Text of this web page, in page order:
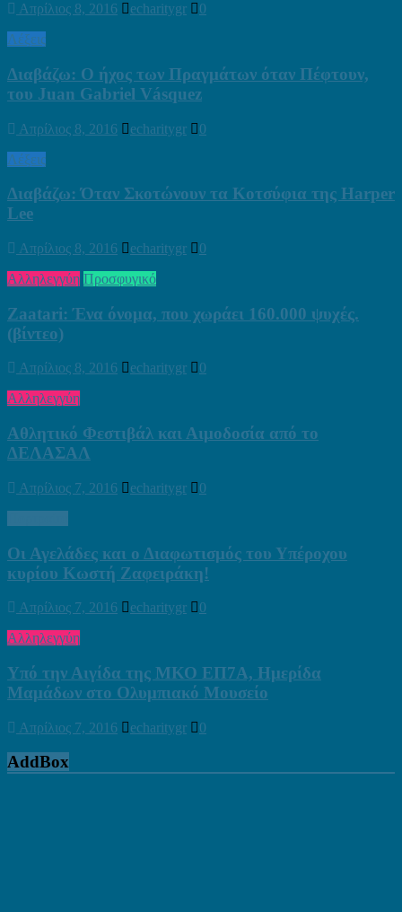
Απρίλιος 8, 2016 echaritygr
0
Λέξεις
Διαβάζω: Ο ήχος των Πραγμάτων όταν Πέφτουν,
του Juan Gabriel Vásquez
Απρίλιος 8, 2016 echaritygr
0
Λέξεις
Διαβάζω: Όταν Σκοτώνουν τα Κοτσύφια της Harper
Lee
Απρίλιος 8, 2016 echaritygr
0
Αλληλεγγύη Προσφυγικό
Ζaatari: Ένα όνομα, που χωράει 160.000 ψυχές.
(βίντεο)
Απρίλιος 8, 2016 echaritygr
0
Αλληλεγγύη
Αθλητικό Φεστιβάλ και Αιμοδοσία από το
ΔΕΛΑΣΑΛ
Απρίλιος 7, 2016 echaritygr
0
Οι Αγελάδες και ο Διαφωτισμός του Υπέροχου
κυρίου Κωστή Ζαφειράκη!
Απρίλιος 7, 2016 echaritygr
0
Αλληλεγγύη
Υπό την Αιγίδα της ΜΚΟ ΕΠ7Α, Ημερίδα
Μαμάδων στο Ολυμπιακό Μουσείο
Απρίλιος 7, 2016 echaritygr 0
AddBox